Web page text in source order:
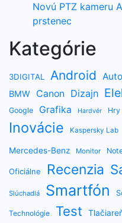
Novú PTZ kameru
prstenec
Kategórie
3DIGITAL Android Auto
BMW Canon Dizajn
Google
Grafika Hardvér Hry
Inovácie Kaspersky Lab
Mercedes-Benz Monitor
Oficiálne Recenzia
Slúchadlá Smartfón
Technológie Test